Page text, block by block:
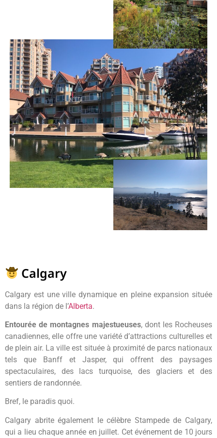
Calgary
Calgary est une ville dynamique en pleine expansion située
dans la région de l’Alberta.
Entourée de montagnes majestueuses, dont les Rocheuses
canadiennes, elle offre une variété d’attractions culturelles et
de plein air. La ville est située à proximité de parcs nationaux
tels que Banff et Jasper, qui offrent des paysages
spectaculaires, des lacs turquoise, des glaciers et des
sentiers de randonnée.
Bref, le paradis quoi.
Calgary abrite également le célèbre Stampede de Calgary,
qui a lieu chaque année en juillet. Cet événement de 10 jours